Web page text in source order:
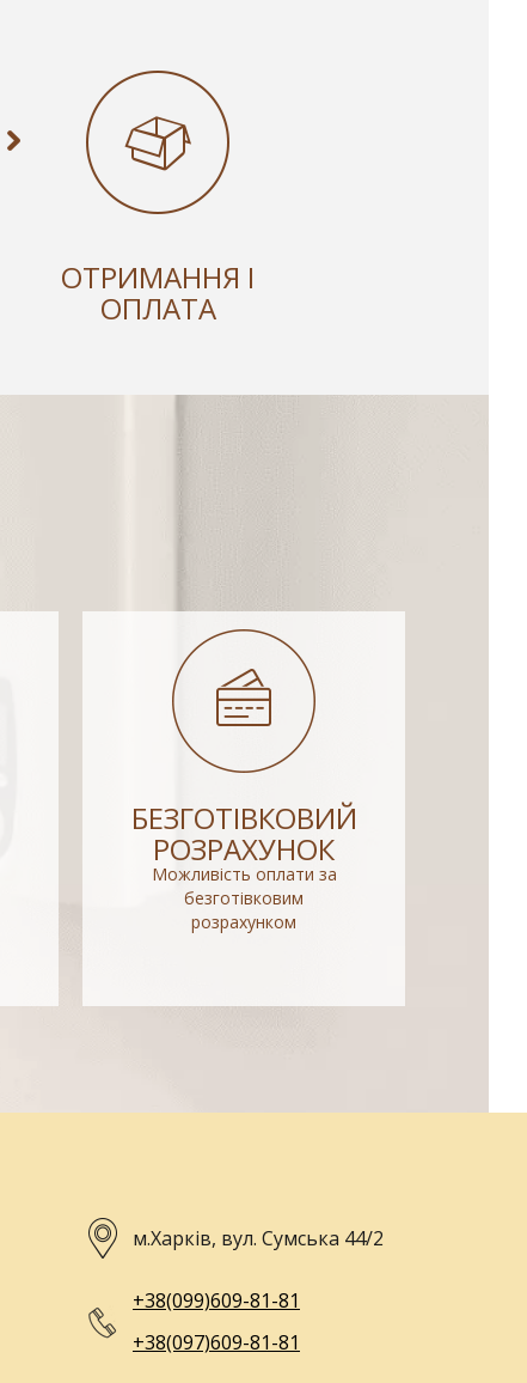
ОТРИМАННЯ І
ОПЛАТА
БЕЗГОТІВКОВИЙ
РОЗРАХУНОК
Можливість оплати за
безготівковим
розрахунком
м.Харків, вул. Сумська 44/2
+38(099)609-81-81
+38(097)609-81-81